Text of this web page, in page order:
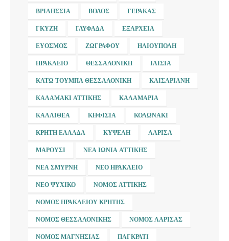
ΒΡΙΛΉΣΣΙΑ ΒΌΛΟΣ ΓΈΡΑΚΑΣ
ΓΚΎΖΗ ΓΛΥΦΆΔΑ ΕΞΆΡΧΕΙΑ
ΕΎΟΣΜΟΣ ΖΩΓΡΆΦΟΥ ΗΛΙΟΎΠΟΛΗ
ΗΡΆΚΛΕΙΟ ΘΕΣΣΑΛΟΝΊΚΗ ΙΛΊΣΙΑ
ΚΆΤΩ ΤΟΎΜΠΑ ΘΕΣΣΑΛΟΝΊΚΗ ΚΑΙΣΑΡΙΑΝΉ
ΚΑΛΑΜΆΚΙ ΑΤΤΙΚΉΣ ΚΑΛΑΜΑΡΙΆ
ΚΑΛΛΙΘΈΑ ΚΗΦΙΣΙΆ ΚΟΛΩΝΆΚΙ
ΚΡΉΤΗ ΕΛΛΆΔΑ ΚΥΨΈΛΗ ΛΆΡΙΣΑ
ΜΑΡΟΎΣΙ ΝΈΑ ΙΩΝΊΑ ΑΤΤΙΚΉΣ
ΝΈΑ ΣΜΎΡΝΗ ΝΈΟ ΗΡΆΚΛΕΙΟ
ΝΈΟ ΨΥΧΙΚΌ ΝΟΜΌΣ ΑΤΤΙΚΉΣ
ΝΟΜΌΣ ΗΡΑΚΛΕΊΟΥ ΚΡΉΤΗΣ
ΝΟΜΌΣ ΘΕΣΣΑΛΟΝΊΚΗΣ ΝΟΜΌΣ ΛΆΡΙΣΑΣ
ΝΟΜΌΣ ΜΑΓΝΗΣΊΑΣ ΠΑΓΚΡΆΤΙ